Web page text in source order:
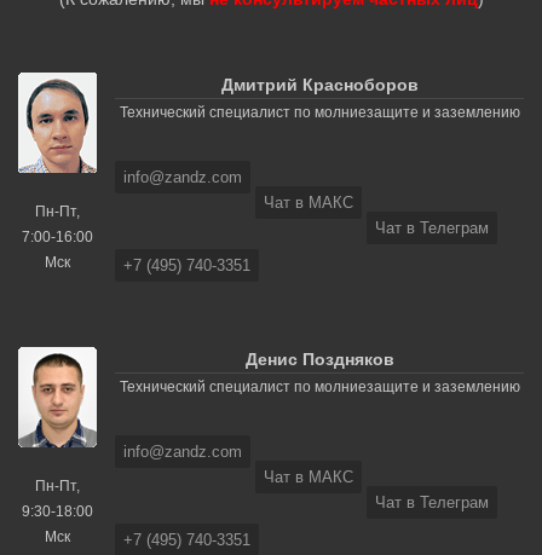
Пн-Пт,
7:00-16:00
Мск
Дмитрий Красноборов
Технический специалист по молниезащите и заземлению
info@zandz.com
Чат в МАКС
Чат в Телеграм
+7 (495) 740-3351
Пн-Пт,
9:30-18:00
Мск
Денис Поздняков
Технический специалист по молниезащите и заземлению
info@zandz.com
Чат в МАКС
Чат в Телеграм
+7 (495) 740-3351